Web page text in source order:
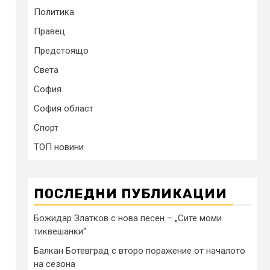
Политика
Правец
Предстоящо
Света
София
София област
Спорт
ТОП новини
ПОСЛЕДНИ ПУБЛИКАЦИИ
Божидар Златков с нова песен – „Сите моми
тиквешанки“
Балкан Ботевград с второ поражение от началото
на сезона